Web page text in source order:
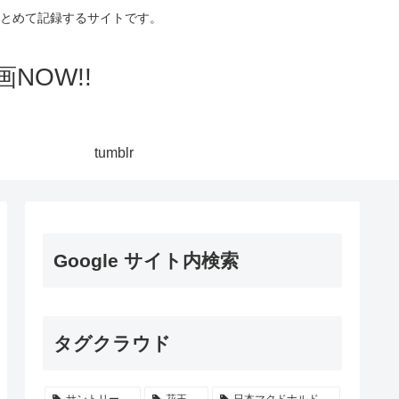
めて記録するサイトです。
NOW!!
tumblr
Google サイト内検索
タグクラウド